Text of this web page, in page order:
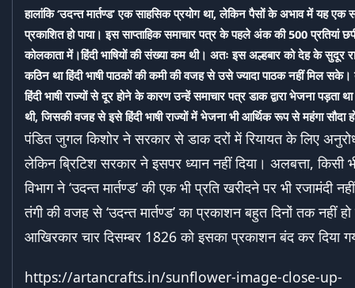
हालांकि ‘उदन्त मार्तण्ड’ एक साहसिक प्रयोग था, लेकिन पैसों के अभाव में यह एक
प्रकाशित हो पाया। इस साप्ताहिक समाचार पत्र के पहले अंक की 500 प्रतियां
कोलकाता में।हिंदी भाषियों की संख्या कम थी। अतः इस अल्हबार को देह के सुदूर
कठिन था हिंदी भाषी पाठकों की कमी की वजह से उसे ज्यादा पाठक नहीं मिल सके।
हिंदी भाषी राज्यों से दूर होने के कारण उन्हें समाचार पत्र डाक द्वारा भेजना पड़ता
थी, जिसकी वजह से इसे हिंदी भाषी राज्यों में भेजना भी आर्थिक रूप से महंगा सौदा
पंडित जुगल किशोर ने सरकार से डाक दरों में रियायत के लिए
लेकिन ब्रिटिश सरकार ने इसपर ध्यान नहीं दिया। अलबत्ता, किसी
विभाग ने ‘उदन्त मार्तण्ड’ की एक भी प्रति खरीदने पर भी रजामंदी
तंगी की वजह से ‘उदन्त मार्तण्ड’ का प्रकाशन बहुत दिनों तक नहीं
आखिरकार चार दिसम्बर 1826 को इसका प्रकाशन बंद कर दिया
https://artancrafts.in/sunflower-image-close-up-